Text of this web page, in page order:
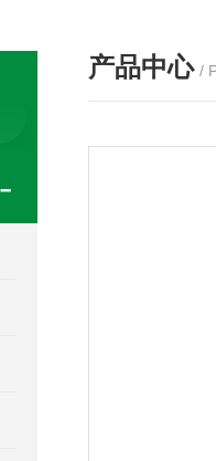
产品中心 /